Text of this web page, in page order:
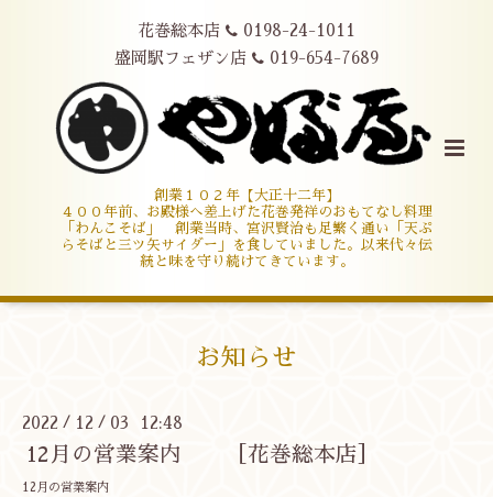
花巻総本店
0198-24-1011
盛岡駅フェザン店
019-654-7689
創業１０２年【大正十二年】
４００年前、お殿様へ差上げた花巻発祥のおもてなし料理
「わんこそば」 創業当時、宮沢賢治も足繁く通い「天ぷ
らそばと三ツ矢サイダー」を食していました。以来代々伝
統と味を守り続けてきています。
お知らせ
2022 / 12 / 03 12:48
12月の営業案内 ［花巻総本店］
12月の営業案内